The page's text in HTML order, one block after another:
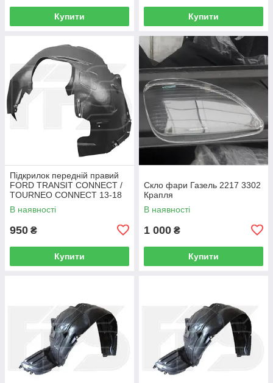
Купити Купити
Підкрилок передній правий
FORD TRANSIT CONNECT /
TOURNEO CONNECT 13-18
В наявності
950 ₴
Купити
Скло фари Газель 2217 3302
Крапля
В наявності
1 000 ₴
Купити